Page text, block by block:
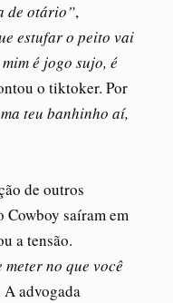
de otário”,
estufar o peito vai
é jogo sujo, é
o tiktoker. Por
teu banhinho aí,
de outros
saíram em
a tensão.
no que você
advogada